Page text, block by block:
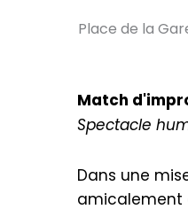
Place de la
Match
Spectacle
Dans une
amicalement